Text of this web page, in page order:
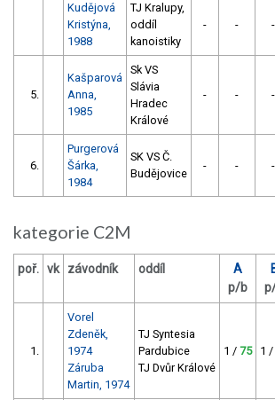
Kudějová
Kristýna,
1988
TJ Kralupy,
oddíl
kanoistiky
- - -
5.
Kašparová
Anna,
1985
Sk VS
Slávia
Hradec
Králové
- - -
6.
Purgerová
Šárka,
1984
SK VS Č.
Budějovice
- - -
kategorie C2M
poř. vk závodník oddíl
A
p/b
1.
Vorel
Zdeněk,
1974
Záruba
Martin, 1974
TJ Syntesia
Pardubice
TJ Dvůr Králové
1 / 75 1 /